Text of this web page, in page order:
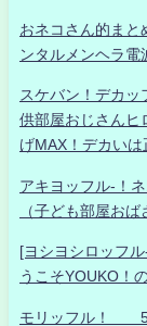
おネコさん的ま
ンタルメンヘラ
スケバン！デカ
供部屋おじさんヒ
げMAX！デカい
アキヨッフル-！
（子ども部屋お
[ヨシヨシロッフ
うこそYOUKO！
モリッフル！ 50